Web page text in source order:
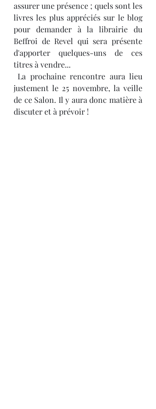
assurer une présence ; quels sont les
livres les plus appréciés sur le blog
pour demander à la librairie du
Beffroi de Revel qui sera présente
d'apporter quelques-uns de ces
titres à vendre...
justement le 25 novembre, la veille
de ce Salon. Il y aura donc matière à
discuter et à prévoir !